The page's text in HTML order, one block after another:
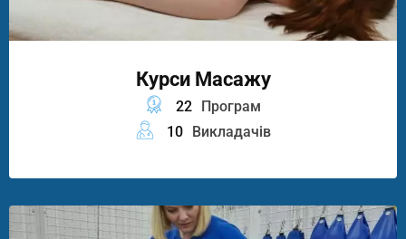
Курси Масажу
22
Програм
10
Викладачів